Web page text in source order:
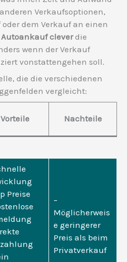
Verkaufsoptionen,
dem Verkauf an einen
Autoankauf cleverdie
wenn der Verkauf
vonstattengehen soll.
die die verschiedenen
vergleicht:
Vorteile Nachteile
Preise
–
Möglicherweis
e geringerer
Preis als beim
Privatverkauf